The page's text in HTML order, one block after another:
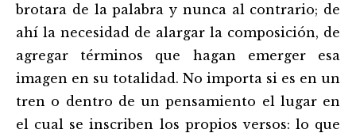
brotara de la palabra y nunca al contrario; de
ahí la necesidad de alargar la composición, de
agregar términos que hagan emerger esa
imagen en su totalidad. No importa si es en un
tren o dentro de un pensamiento el lugar en
el cual se inscriben los propios versos: lo que